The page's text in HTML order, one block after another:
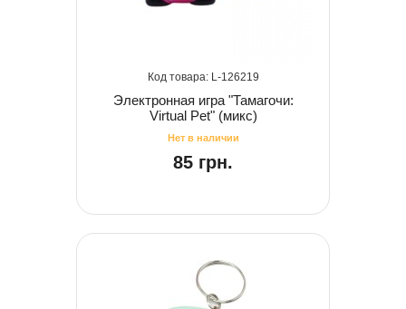
126219
Электронная игра "Тамагочи:
Virtual Pet" (микс)
85 грн.